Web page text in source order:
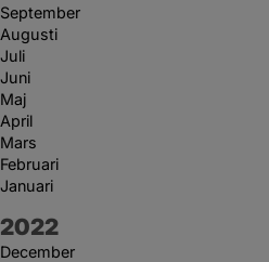
September
Augusti
Juli
Juni
Maj
April
Mars
Februari
Januari
År:
2022
December